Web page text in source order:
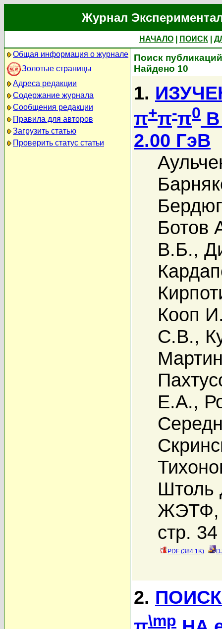
Журнал
НАЧАЛО ПОИСК
Общая информация о журнале
Золотые страницы
Адреса редакции
Содержание журнала
Сообщения редакции
Правила для авторов
Загрузить статью
Проверить статус статьи
Поиск
Найдено 10
1.
π+π-π0
2.00 ГэВ
Ботов
В.Б.,
Кооп
С.В.,
Е.А.,
Штоль
ЖЭТФ,
стр. 34
PDF (384.1K)
2.
\mp